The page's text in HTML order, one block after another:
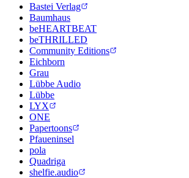
Bastei Verlag
Baumhaus
beHEARTBEAT
beTHRILLED
Community Editions
Eichborn
Grau
Lübbe Audio
Lübbe
LYX
ONE
Papertoons
Pfaueninsel
pola
Quadriga
shelfie.audio